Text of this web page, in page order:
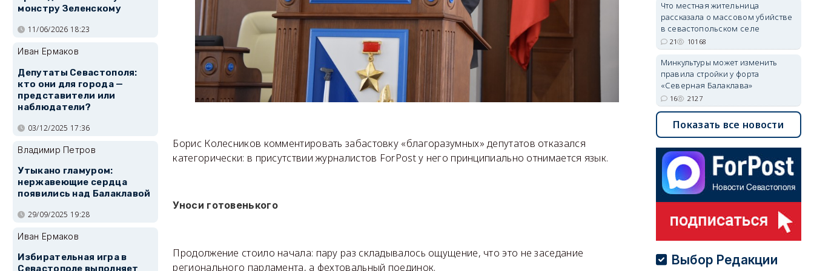
Борис Колесников комментировать забастовку «благоразумных» депутатов отказался
категорически: в присутствии журналистов ForPost у него принципиально отнимается язык.
Уноси готовенького
Продолжение стоило начала: пару раз складывалось ощущение, что это не заседание
регионального парламента, а фехтовальный поединок.
монстру Зеленскому
11/06/2026 18:23
Иван Ермаков
Депутаты Севастополя:
кто они для города —
представители или
наблюдатели?
03/12/2025 17:36
Владимир Петров
Утыкано гламуром:
нержавеющие сердца
появились над Балаклавой
29/09/2025 19:28
Иван Ермаков
Избирательная игра в
Что местная жительница
рассказала о массовом убийстве
в севастопольском селе
21 10168
Минкультуры может изменить
правила стройки у форта
«Северная Балаклава»
16 2127
Показать все новости
Выбор Редакции